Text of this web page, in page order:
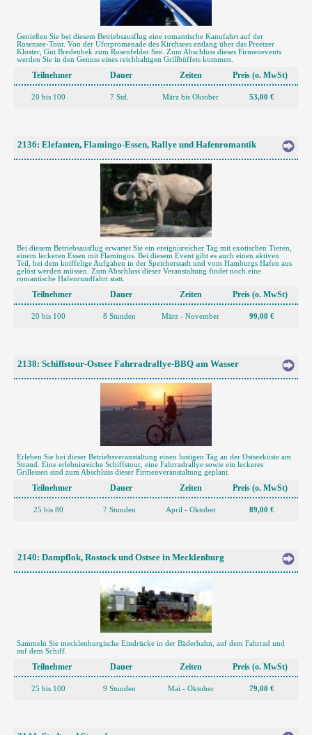
Genießen Sie bei diesem Betriebsausflug eine romantische Kanufahrt auf der
Rosensee-Tour. Von der Uferpromenade des Kirchsees entlang über das Preetzer
Kloster, Gut Bredenbek zum Rosenfelder See. Zum Abschluss dieses Firmenevents
werden Sie in den Genuss eines reichhaltigen Grillbüffets kommen.
Teilnehmer Dauer Zeiten Preis (o. MwSt)
20 bis 100 7 Std. März bis Oktober 53,00 €
2136: Elefanten, Flamingo-Essen, Rallye und Hafenromantik
Bei diesem Betriebsausflug erwartet Sie ein ereignisreicher Tag mit exotischen Tieren,
einem leckeren Essen mit Flamingos. Bei diesem Event gibt es auch einen aktiven
Teil, bei dem kniffelige Aufgaben in der Speicherstadt und vom Hamburgs Hafen aus
gelöst werden müssen. Zum Abschluss dieser Veranstaltung findet noch eine
romantische Hafenrundfahrt statt.
Teilnehmer Dauer Zeiten Preis (o. MwSt)
20 bis 100 8 Stunden März - November 99,00 €
2138: Schiffstour-Ostsee Fahrradrallye-BBQ am Wasser
Erleben Sie bei dieser Betriebsveranstaltung einen lustigen Tag an der Ostseeküste am
Strand. Eine erlebnisreiche Schiffstour, eine Fahrradrallye sowie ein leckeres
Grillessen sind zum Abschluss dieser Firmenveranstaltung geplant.
Teilnehmer Dauer Zeiten Preis (o. MwSt)
25 bis 80 7 Stunden April - Oktober 89,00 €
2140: Dampflok, Rostock und Ostsee in Mecklenburg
Sammeln Sie mecklenburgische Eindrücke in der Bäderbahn, auf dem Fahrrad und
auf dem Schiff.
Teilnehmer Dauer Zeiten Preis (o. MwSt)
25 bis 100 9 Stunden Mai - Oktober 79,00 €